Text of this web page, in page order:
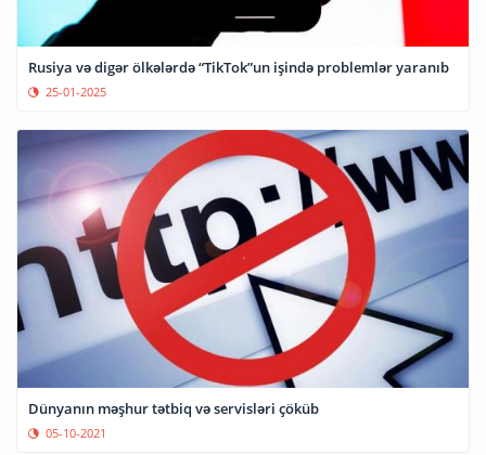
Rusiya və digər ölkələrdə “TikTok”un işində problemlər yaranıb
25-01-2025
Dünyanın məşhur tətbiq və servisləri çöküb
05-10-2021